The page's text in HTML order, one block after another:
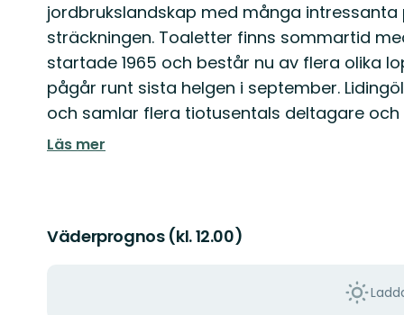
jordbrukslandskap med många
sträckningen. Toaletter finns sommartid
startade 1965 och består nu av flera olika
pågår runt sista helgen i september.
och samlar flera tiotusentals deltagare och
Läs mer
Väderprognos (kl. 12.00)